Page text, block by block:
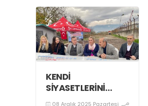
KENDİ
SİYASETLERİNİ
FİNANSE ETMEK
08 Aralık 2025 Pazartesi